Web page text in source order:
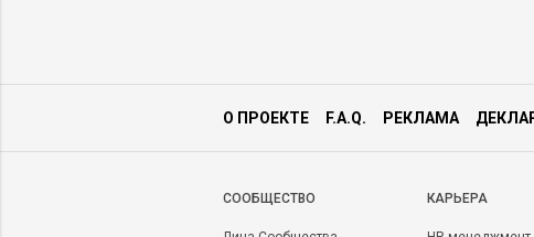
О ПРОЕКТЕ F.A.Q. РЕКЛАМА
CООБЩЕСТВО КАРЬЕРА